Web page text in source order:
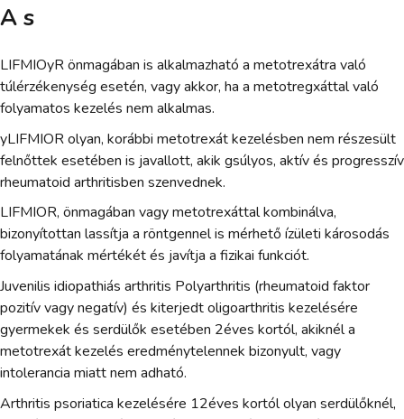
A s
LIFMIOyR önmagában is alkalmazható a metotrexátra való
túlérzékenység esetén, vagy akkor, ha a metotregxáttal való
folyamatos kezelés nem alkalmas.
yLIFMIOR olyan, korábbi metotrexát kezelésben nem részesült
felnőttek esetében is javallott, akik gsúlyos, aktív és progresszív
rheumatoid arthritisben szenvednek.
LIFMIOR, önmagában vagy metotrexáttal kombinálva,
bizonyítottan lassítja a röntgennel is mérhető ízületi károsodás
folyamatának mértékét és javítja a fizikai funkciót.
Juvenilis idiopathiás arthritis Polyarthritis (rheumatoid faktor
pozitív vagy negatív) és kiterjedt oligoarthritis kezelésére
gyermekek és serdülők esetében 2éves kortól, akiknél a
metotrexát kezelés eredménytelennek bizonyult, vagy
intolerancia miatt nem adható.
Arthritis psoriatica kezelésére 12éves kortól olyan serdülőknél,